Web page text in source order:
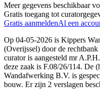
Meer gegevens beschikbaar
Gratis toegang tot
Gratis aanmeldenAl een
Op 04-05-2026 is Kippers
(Overijssel) door de
curator is aangesteld mr
deze zaak is F.08/26/114. De
Wandafwerking B.V. is
bouw. Er zijn 2 verslagen